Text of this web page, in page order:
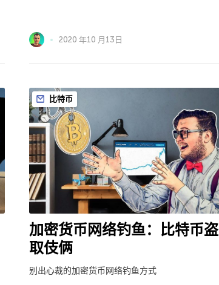
2020 年10 月13日
比特币
加密货币网络钓鱼：比特币盗
取伎俩
别出心裁的加密货币网络钓鱼方式